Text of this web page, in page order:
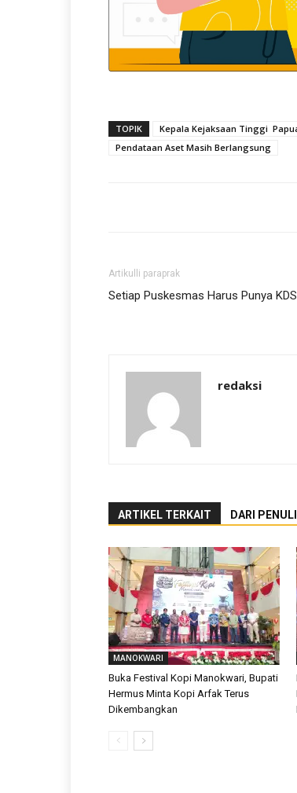
TOPIK Kepala Kejaksaan Tinggi
Pendataan Aset Masih Berlangsung
Artikulli paraprak
Setiap Puskesmas Harus Punya KDS
redaksi
ARTIKEL TERKAIT DARI
MANOKWARI
Buka Festival Kopi Manokwari, Bupati
Hermus Minta Kopi Arfak Terus
Dikembangkan